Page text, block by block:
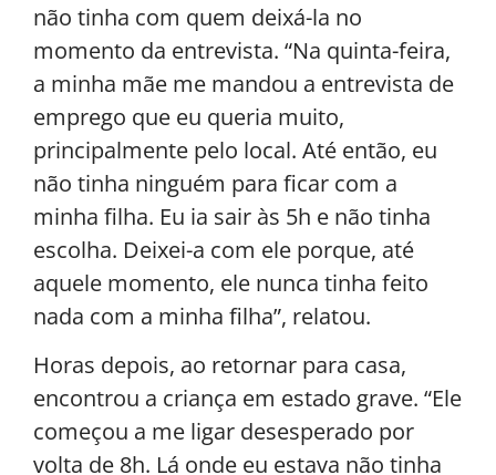
não tinha com quem deixá-la no
momento da entrevista. “Na quinta-feira,
a minha mãe me mandou a entrevista de
emprego que eu queria muito,
principalmente pelo local. Até então, eu
não tinha ninguém para ficar com a
minha filha. Eu ia sair às 5h e não tinha
escolha. Deixei-a com ele porque, até
aquele momento, ele nunca tinha feito
nada com a minha filha”, relatou.
Horas depois, ao retornar para casa,
encontrou a criança em estado grave. “Ele
começou a me ligar desesperado por
volta de 8h. Lá onde eu estava não tinha